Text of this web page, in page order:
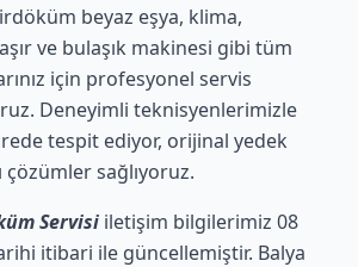
beyaz eşya, klima,
ve bulaşık makinesi gibi tüm
için profesyonel servis
Deneyimli teknisyenlerimizle
tespit ediyor, orijinal yedek
çözümler sağlıyoruz.
Servisi iletişim bilgilerimiz 08
itibari ile güncellemiştir. Balya